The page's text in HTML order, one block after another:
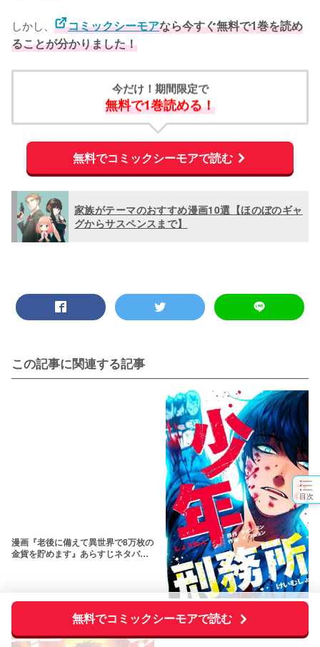
目次
しかし、 コミックシーモアなら今すぐ無料で1巻を読め
ることが分かりました！
今だけ！期間限定で
無料で1巻読める！
無料でコミックシーモアで読む
家族がテーマのおすすめ漫画10選【ほのぼのギャ
グからサスペンスまで】
無料でコミックシーモアで読む
この記事に関連する記事
漫画『老後に備えて異世界で8万枚の
金貨を貯めます』あらすじネタバ
レ・無料配信情報！rawやpdfで読む
のはやめよう
レ・無料配信情報！rawやpdfで読む